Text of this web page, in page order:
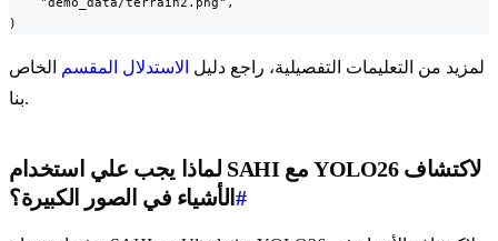
)
لمزيد من التعليمات التفصيلية، راجع دليل الاستدلال المقسم
الخاص
بنا.
لماذا يجب علي استخدام SAHI مع YOLO26 لاكتشاف
الأشياء في الصور الكبيرة؟ #